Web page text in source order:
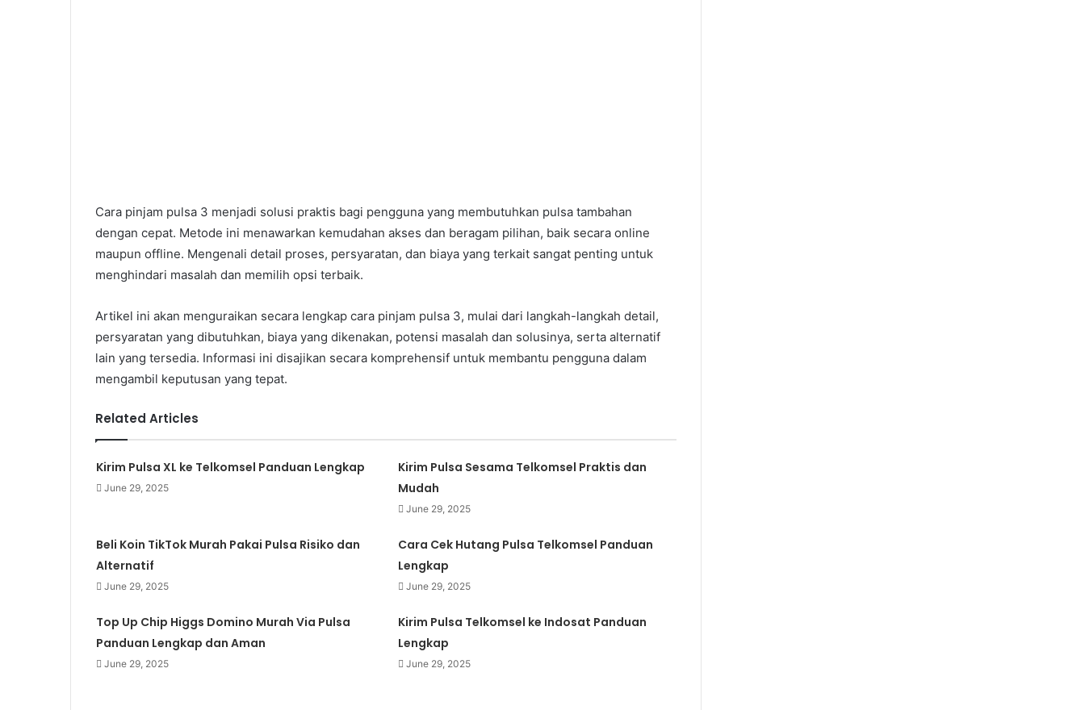
Cara pinjam pulsa 3 menjadi solusi praktis bagi pengguna yang membutuhkan pulsa tambahan
dengan cepat. Metode ini menawarkan kemudahan akses dan beragam pilihan, baik secara online
maupun offline. Mengenali detail proses, persyaratan, dan biaya yang terkait sangat penting untuk
menghindari masalah dan memilih opsi terbaik.
Artikel ini akan menguraikan secara lengkap cara pinjam pulsa 3, mulai dari langkah-langkah detail,
persyaratan yang dibutuhkan, biaya yang dikenakan, potensi masalah dan solusinya, serta alternatif
lain yang tersedia. Informasi ini disajikan secara komprehensif untuk membantu pengguna dalam
mengambil keputusan yang tepat.
Related Articles
Kirim Pulsa XL ke Telkomsel Panduan Lengkap
June 29, 2025
Kirim Pulsa Sesama Telkomsel Praktis dan
Mudah
June 29, 2025
Beli Koin TikTok Murah Pakai Pulsa Risiko dan
Alternatif
June 29, 2025
Cara Cek Hutang Pulsa Telkomsel Panduan
Lengkap
June 29, 2025
Top Up Chip Higgs Domino Murah Via Pulsa
Panduan Lengkap dan Aman
June 29, 2025
Kirim Pulsa Telkomsel ke Indosat Panduan
Lengkap
June 29, 2025